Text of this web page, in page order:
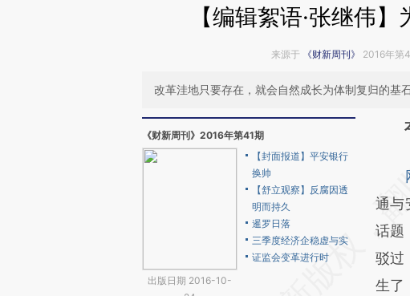
【编辑絮语·张继伟
来源于 《财新周刊》 2016年第
改革洼地只要存在，就会自然成长为体制复归的基
《财新周刊》2016年第41期
出版日期 2016-10-
【封面报道】平安银行
换帅
【舒立观察】反腐因透
明而持久
暹罗日落
三季度经济企稳虚与实
证监会变革进行时
请
而成
财新
比对
通与
话题
驳过
生了